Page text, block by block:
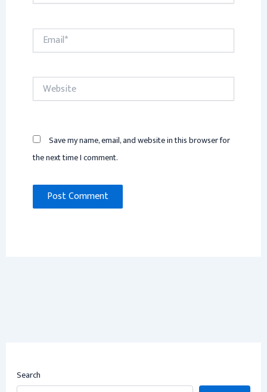
Email*
Website
Save my name, email, and website in this browser for
the next time I comment.
Search